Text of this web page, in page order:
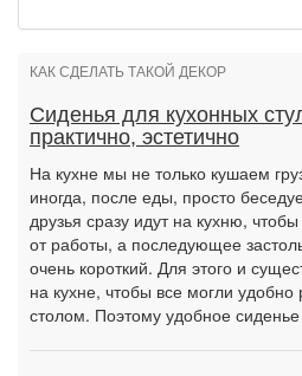
КАК СДЕЛАТЬ ТАКОЙ ДЕКОР
Сиденья для кухонных
практично, эстетично
На кухне мы не только кушаем
иногда, после еды, просто
друзья сразу идут на кухню,
от работы, а последующее
очень короткий. Для этого и
на кухне, чтобы все могли удобно
столом. Поэтому удобное